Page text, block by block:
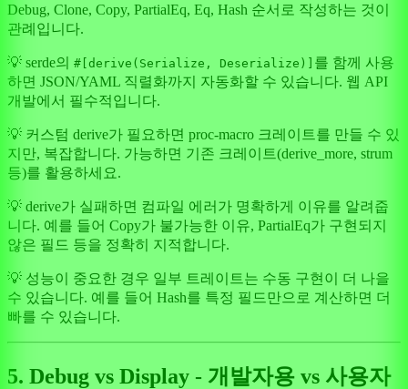
Debug, Clone, Copy, PartialEq, Eq, Hash 순서로 작성하는 것이
관례입니다.
💡 serde의 #[derive(Serialize, Deserialize)] 를 함께 사용
하면 JSON/YAML 직렬화까지 자동화할 수 있습니다. 웹 API
개발에서 필수적입니다.
💡 커스텀 derive가 필요하면 proc-macro 크레이트를 만들 수 있
지만, 복잡합니다. 가능하면 기존 크레이트(derive_more, strum
등)를 활용하세요.
💡 derive가 실패하면 컴파일 에러가 명확하게 이유를 알려줍
니다. 예를 들어 Copy가 불가능한 이유, PartialEq가 구현되지
않은 필드 등을 정확히 지적합니다.
💡 성능이 중요한 경우 일부 트레이트는 수동 구현이 더 나을
수 있습니다. 예를 들어 Hash를 특정 필드만으로 계산하면 더
빠를 수 있습니다.
5. Debug vs Display - 개발자용 vs 사용자